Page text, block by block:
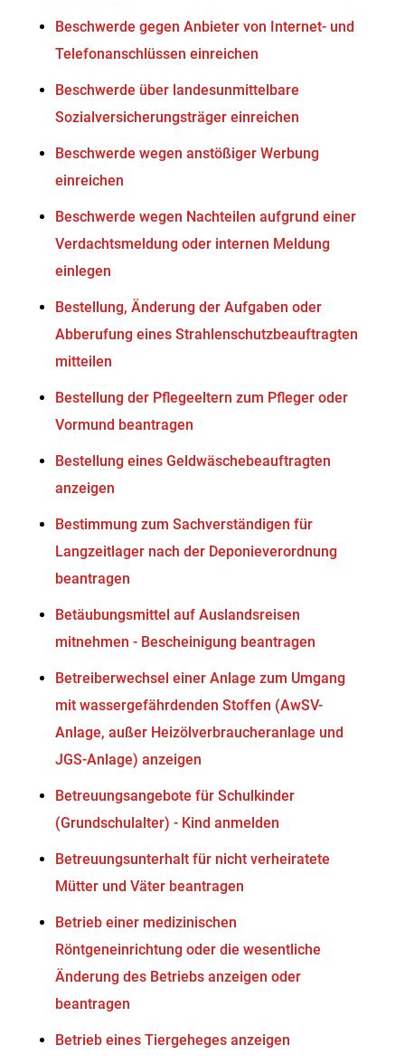
Beschwerde gegen Anbieter von Internet- und
Telefonanschlüssen einreichen
Beschwerde über landesunmittelbare
Sozialversicherungsträger einreichen
Beschwerde wegen anstößiger Werbung
einreichen
Beschwerde wegen Nachteilen aufgrund einer
Verdachtsmeldung oder internen Meldung
einlegen
Bestellung, Änderung der Aufgaben oder
Abberufung eines Strahlenschutzbeauftragten
mitteilen
Bestellung der Pflegeeltern zum Pfleger oder
Vormund beantragen
Bestellung eines Geldwäschebeauftragten
anzeigen
Bestimmung zum Sachverständigen für
Langzeitlager nach der Deponieverordnung
beantragen
Betäubungsmittel auf Auslandsreisen
mitnehmen - Bescheinigung beantragen
Betreiberwechsel einer Anlage zum Umgang
mit wassergefährdenden Stoffen (AwSV-
Anlage, außer Heizölverbraucheranlage und
JGS-Anlage) anzeigen
Betreuungsangebote für Schulkinder
(Grundschulalter) - Kind anmelden
Betreuungsunterhalt für nicht verheiratete
Mütter und Väter beantragen
Betrieb einer medizinischen
Röntgeneinrichtung oder die wesentliche
Änderung des Betriebs anzeigen oder
beantragen
Betrieb eines Tiergeheges anzeigen